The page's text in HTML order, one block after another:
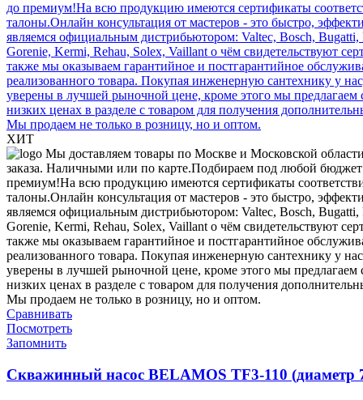
ХИТ
Сравнивать
Посмотреть
Запомнить
Скважинный насос BELAMOS TF3-110 (диаметр